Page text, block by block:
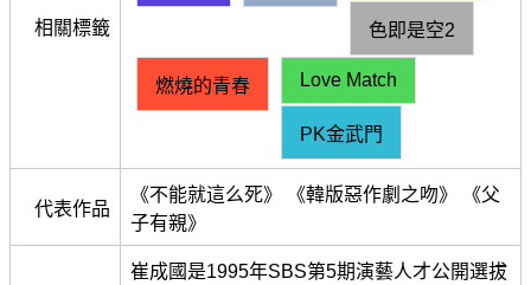
相關標籤 色即是空2
燃燒的青春 Love Match
PK金武門
代表作品
《不能就這么死》 《韓版惡作劇之吻》 《父
子有親》
崔成國是1995年SBS第5期演藝人才公開選拔